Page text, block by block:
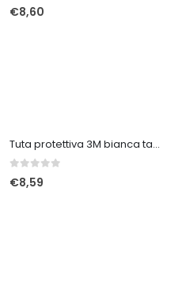
Su 5
€8,60
Tuta protettiva 3M bianca taglia XXL
Su 5
€8,59